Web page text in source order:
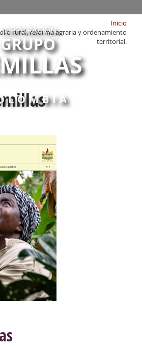
CORPORACIÓN
GRUPO
Inicio
rural, reforma agraria y ordenamiento
territorial.